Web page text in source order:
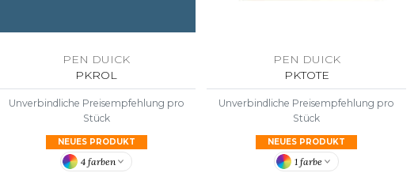
PEN DUICK
PKROL
Unverbindliche Preisempfehlung pro
Stück
NEUES PRODUKT
4 farben
PEN DUICK
PKTOTE
Unverbindliche Preisempfehlung pro
Stück
NEUES PRODUKT
1 farbe